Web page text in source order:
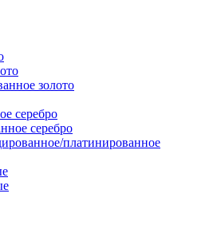
золото
серебро
серебро
платинированное